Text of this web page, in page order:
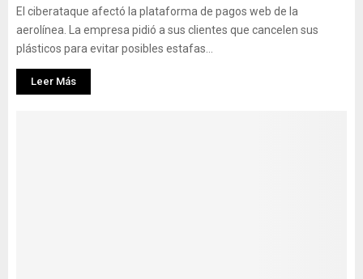
El ciberataque afectó la plataforma de pagos web de la
aerolínea. La empresa pidió a sus clientes que cancelen sus
plásticos para evitar posibles estafas...
Leer Más